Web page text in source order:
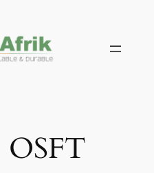
OSFT